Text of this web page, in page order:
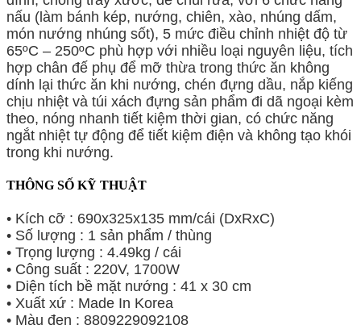
nấu (làm bánh kép, nướng, chiên, xào, nhúng dấm,
món nướng nhúng sốt), 5 mức điều chỉnh nhiệt độ từ
65ºC – 250ºC phù hợp với nhiều loại nguyên liệu, tích
hợp chân đế phụ để mỡ thừa trong thức ăn không
dính lại thức ăn khi nướng, chén đựng dầu, nắp kiếng
chịu nhiệt và túi xách đựng sản phẩm đi dã ngoại kèm
theo, nóng nhanh tiết kiệm thời gian, có chức năng
ngắt nhiệt tự động để tiết kiệm điện và không tạo khói
trong khi nướng.
THÔNG SỐ KỸ THUẬT
• Kích cỡ : 690x325x135 mm/cái (DxRxC)
• Số lượng : 1 sản phẩm / thùng
• Trọng lượng : 4.49kg / cái
• Công suất : 220V, 1700W
• Diện tích bề mặt nướng : 41 x 30 cm
• Xuất xứ : Made In Korea
• Màu đen : 8809229092108